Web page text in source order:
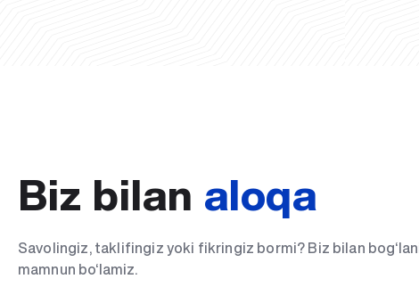
Biz bilan aloqa
Savolingiz, taklifingiz yoki fikringiz bormi? Biz bilan
mamnun bo‘lamiz.